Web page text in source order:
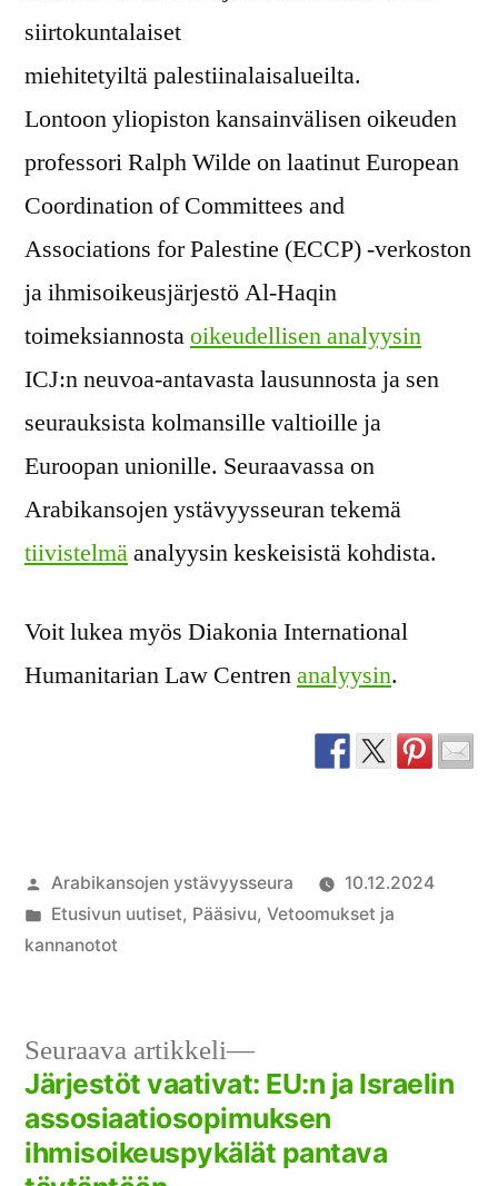
siirtokuntalaiset
miehitetyiltä palestiinalaisalueilta.
Lontoon yliopiston kansainvälisen oikeuden
professori Ralph Wilde on laatinut European
Coordination of Committees and
Associations for Palestine (ECCP) -verkoston
ja ihmisoikeusjärjestö Al-Haqin
toimeksiannostaoikeudellisen analyysin
ICJ:n neuvoa-antavasta lausunnosta ja sen
seurauksista kolmansille valtioille ja
Euroopan unionille. Seuraavassa on
Arabikansojen ystävyysseuran tekemä
tiivistelmäanalyysin keskeisistä kohdista.
Voit lukea myös Diakonia International
Humanitarian Law Centrenanalyysin.
Artikkelin
julkaisija
on
Arabikansojen ystävyysseura
10.12.2024
Julkaistu
kategoriassa
Etusivun uutiset, Pääsivu, Vetoomukset ja
kannanotot
Artikkelien
selaus
Seuraava artikkeli
Seuraava
artikkeli:
Järjestöt vaativat: EU:n ja Israelin
assosiaatiosopimuksen
ihmisoikeuspykälät pantava